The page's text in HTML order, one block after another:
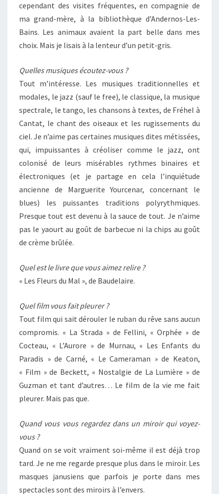
cependant des visites fréquentes, en compagnie de
ma grand-mère, à la bibliothèque d’Andernos-Les-
Bains. Les animaux avaient la part belle dans mes
choix. Mais je lisais à la lenteur d’un petit-gris.
Quelles musiques écoutez-vous ?
Tout m’intéresse. Les musiques traditionnelles et
modales, le jazz (sauf le free), le classique, la musique
spectrale, le tango, les chansons à textes, de Fréhel à
Cantat, le chant des oiseaux et les rugissements du
ciel. Je n’aime pas certaines musiques dites métissées,
qui, impuissantes à créoliser comme le jazz, ont
colonisé de leurs misérables rythmes binaires et
électroniques (et je partage en cela l’inquiétude
ancienne de Marguerite Yourcenar, concernant le
blues) les puissantes traditions polyrythmiques.
Presque tout est devenu à la sauce de tout. Je n’aime
pas le yaourt au goût de barbecue ni la chips au goût
de crème brûlée.
Quel est le livre que vous aimez relire ?
« Les Fleurs du Mal », de Baudelaire.
Quel film vous fait pleurer ?
Tout film qui sait dérouler le ruban du rêve sans aucun
compromis. « La Strada » de Fellini, « Orphée » de
Cocteau, « L’Aurore » de Murnau, « Les Enfants du
Paradis » de Carné, « Le Cameraman » de Keaton,
« Film » de Beckett, « Nostalgie de La Lumière » de
Guzman et tant d’autres… Le film de la vie me fait
pleurer. Mais pas que.
Quand vous vous regardez dans un miroir qui voyez-
vous ?
Quand on se voit vraiment soi-même il est déjà trop
tard. Je ne me regarde presque plus dans le miroir. Les
masques janusiens que parfois je porte dans mes
spectacles sont des miroirs à l’envers.